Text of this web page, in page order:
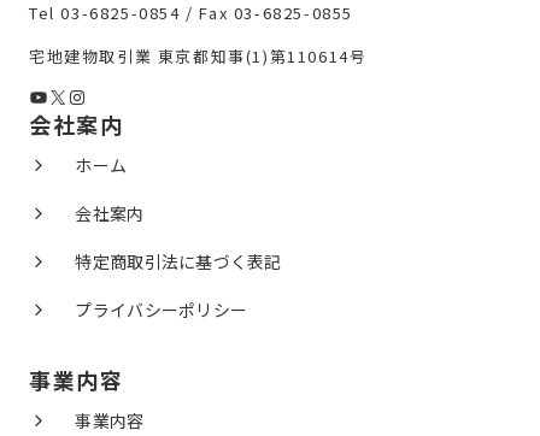
Tel 03-6825-0854 / Fax 03-6825-0855
宅地建物取引業 東京都知事(1)第110614号
YouTube
X Instagram
会社案内
ホーム
会社案内
特定商取引法に基づく表記
プライバシーポリシー
事業内容
事業内容